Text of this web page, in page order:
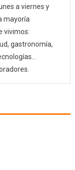
a viernes y
mayoría
vivimos:
gastronomía,